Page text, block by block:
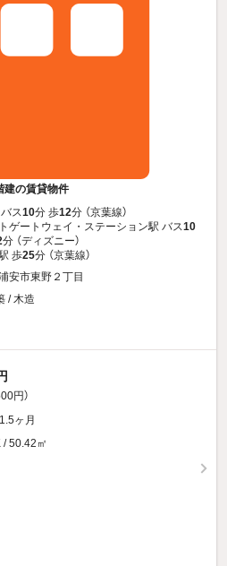
建の賃貸物件
ス10分 歩12分 （京葉線）
ゲートウェイ・ステーション駅 バス10
分 （ディズニー）
歩25分 （京葉線）
安市東野２丁目
/ 木造
円）
1.5ヶ月
/ 50.42㎡